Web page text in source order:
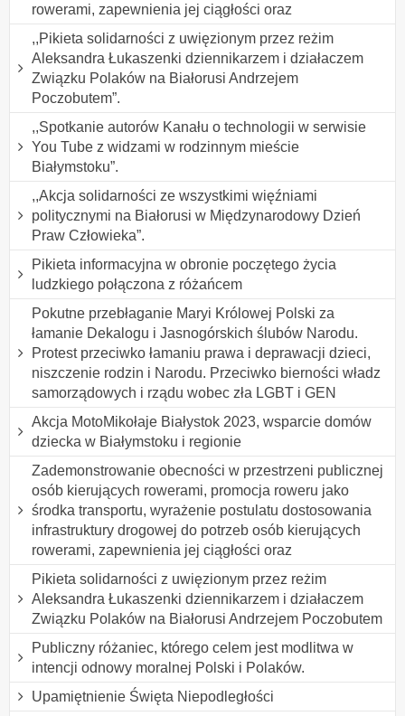
rowerami, zapewnienia jej ciągłości oraz
,,Pikieta solidarności z uwięzionym przez reżim
Aleksandra Łukaszenki dziennikarzem i działaczem
Związku Polaków na Białorusi Andrzejem
Poczobutem”.
,,Spotkanie autorów Kanału o technologii w serwisie
You Tube z widzami w rodzinnym mieście
Białymstoku”.
,,Akcja solidarności ze wszystkimi więźniami
politycznymi na Białorusi w Międzynarodowy Dzień
Praw Człowieka”.
Pikieta informacyjna w obronie poczętego życia
ludzkiego połączona z różańcem
Pokutne przebłaganie Maryi Królowej Polski za
łamanie Dekalogu i Jasnogórskich ślubów Narodu.
Protest przeciwko łamaniu prawa i deprawacji dzieci,
niszczenie rodzin i Narodu. Przeciwko bierności władz
samorządowych i rządu wobec zła LGBT i GEN
Akcja MotoMikołaje Białystok 2023, wsparcie domów
dziecka w Białymstoku i regionie
Zademonstrowanie obecności w przestrzeni publicznej
osób kierujących rowerami, promocja roweru jako
środka transportu, wyrażenie postulatu dostosowania
infrastruktury drogowej do potrzeb osób kierujących
rowerami, zapewnienia jej ciągłości oraz
Pikieta solidarności z uwięzionym przez reżim
Aleksandra Łukaszenki dziennikarzem i działaczem
Związku Polaków na Białorusi Andrzejem Poczobutem
Publiczny różaniec, którego celem jest modlitwa w
intencji odnowy moralnej Polski i Polaków.
Upamiętnienie Święta Niepodległości